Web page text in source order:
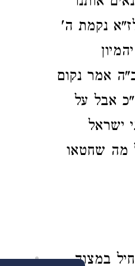
נקמת ה'
אמר נקום
אבל על
ישראל
מה שחטאו
במצוה